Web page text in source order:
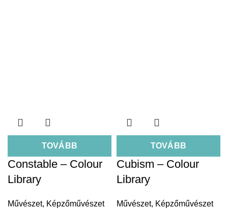
TOVÁBB
Constable – Colour
Library
Művészet, Képzőművészet
TOVÁBB
Cubism – Colour
Library
Művészet, Képzőművészet